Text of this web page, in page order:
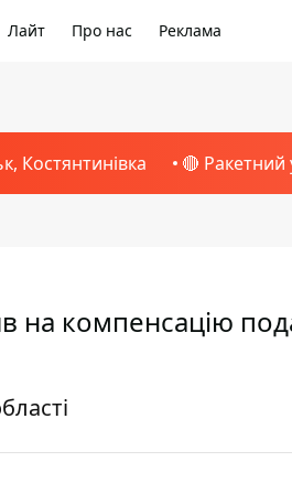
Лайт Про нас Реклама
Костянтинівка 🔴 Ракетний
на компенсацію